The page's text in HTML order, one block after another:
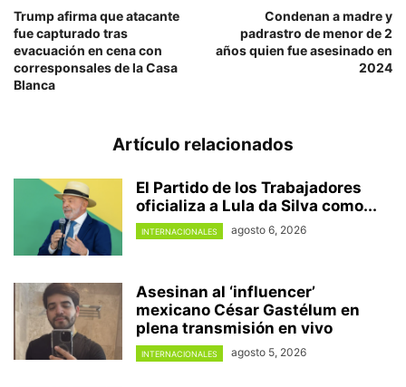
Trump afirma que atacante
fue capturado tras
evacuación en cena con
corresponsales de la Casa
Blanca
Condenan a madre y
padrastro de menor de 2
años quien fue asesinado en
2024
Artículo relacionados
El Partido de los Trabajadores
oficializa a Lula da Silva como...
INTERNACIONALES agosto 6, 2026
Asesinan al ‘influencer’
mexicano César Gastélum en
plena transmisión en vivo
INTERNACIONALES agosto 5, 2026